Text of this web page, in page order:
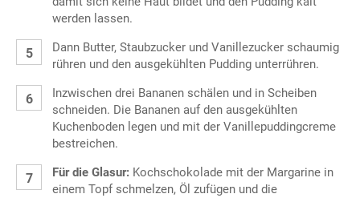
werden lassen.
Dann Butter, Staubzucker und Vanillezucker schaumig
rühren und den ausgekühlten Pudding unterrühren.
Inzwischen drei Bananen schälen und in Scheiben
schneiden. Die Bananen auf den ausgekühlten
Kuchenboden legen und mit der Vanillepuddingcreme
bestreichen.
Für die Glasur: Kochschokolade mit der Margarine in
einem Topf schmelzen, Öl zufügen und die